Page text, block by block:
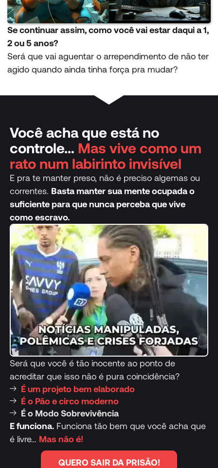
Se continuar assim, como você vai estar daqui a 1,
2 ou 5 anos?
Será que vai aguentar o arrependimento de não ter
agido quando ainda tinha força pra mudar?
Você acha que está no
controle… Mas vive como um
rato num labirinto invisível
E pra te manter preso, não é preciso algemas ou
correntes. Basta manter sua mente ocupada o
suficiente para que nunca perceba que vive
como escravo.
Será que você é tão inocente ao ponto de
acreditar que isso não é pura coincidência?
É um projeto bem elaborado
É o Pão e circo moderno
É o Modo Sobrevivência
E funciona. Funciona tão bem que você acha que
é livre… Mas não é!
QUERO SAIR DA PRISÃO!